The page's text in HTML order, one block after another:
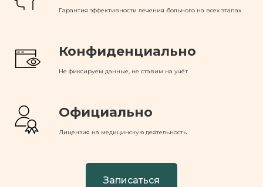
Гарантия эффективности лечения больного на всех этапах
Конфиденциально
Не фиксируем данные, не ставим на учёт
Официально
Лицензия на медицинскую деятельность
Записаться